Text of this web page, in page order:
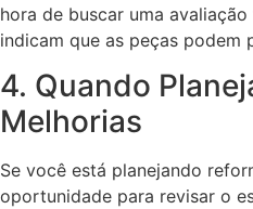
hora de buscar uma
indicam que as peças podem
4. Quando
Melhorias
Se você está planejando
oportunidade para revisar o